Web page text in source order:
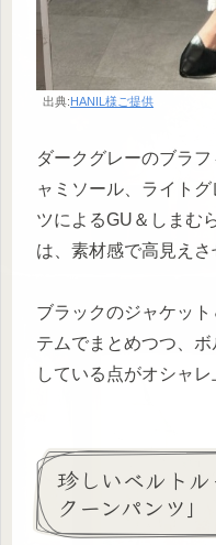
出典:HANIL様ご提供
ダークグレーのブラ
ャミソール、ライト
ツによるGU＆しまむ
は、素材感で高見えさ
ブラックのジャケッ
テムでまとめつつ、
している点がオシャレ
珍しいベルト
クーンパンツ」